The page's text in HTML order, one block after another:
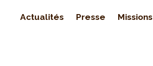
Actualités Presse Missions